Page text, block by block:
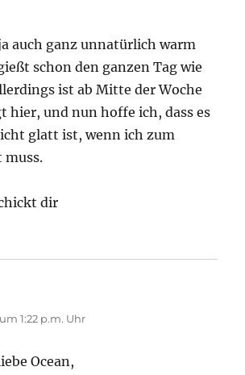
auch ganz unnatürlich warm
schon den ganzen Tag wie
ist ab Mitte der Woche
hier, und nun hoffe ich, dass es
glatt ist, wenn ich zum
muss.
dir
1:22 p.m. Uhr
Ocean,